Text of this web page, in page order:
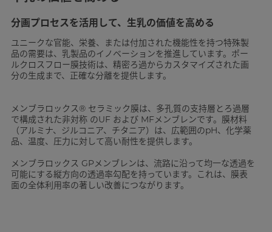
分画プロセスを活用して、生乳の価値を高める
ユニークな官能、栄養、または付加された機能性を持つ特殊製
品の需要は、乳製品のイノベーションを推進しています。ポー
ルクロスフロー膜技術は、精密ろ過からカスタマイズされた画
分の生成まで、正確な分離を提供します。
メンブラロックス® セラミック膜は、多孔質の支持層とろ過層
で構成された非対称 のUF および MFメンブレンです。膜材料
（アルミナ、ジルコニア、チタニア）は、広範囲のpH、化学薬
品、温度、圧力に対して高い耐性を提供します。
メンブラロックス GPメンブレンは、流路に沿って均一な透過を
可能にする縦方向の透過率勾配を持っています。これは、膜表
面の全体利用率の著しい改善につながります。